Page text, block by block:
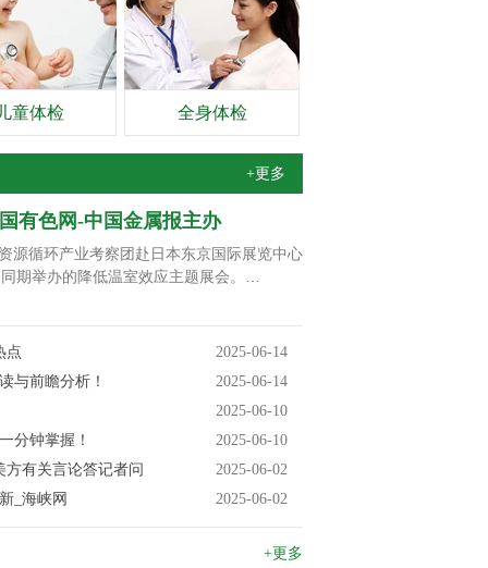
童体检 全身体检
+更多
有色网-中国金属报主办
循环产业考察团赴日本东京国际展览中心
同期举办的降低温室效应主题展会。…
点
2025-06-14
与前瞻分析！
2025-06-14
2025-06-10
分钟掌握！
2025-06-10
有关言论答记者问
2025-06-02
_海峡网
2025-06-02
+更多